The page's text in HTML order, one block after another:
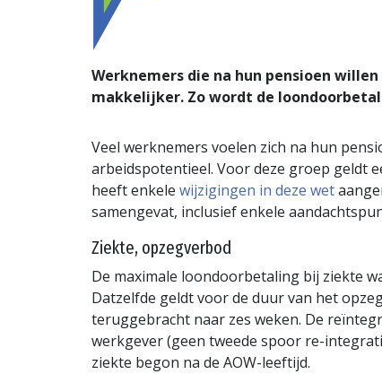
Werknemers die na hun pensioen
makkelijker. Zo wordt de
Veel werknemers voelen zich na hun
arbeidspotentieel. Voor deze groep geldt
heeft enkele wijzigingen in deze wet
samengevat, inclusief enkele
Ziekte, opzegverbod
De maximale loondoorbetaling bij ziekte
Datzelfde geldt voor de duur van het
teruggebracht naar zes weken. De
werkgever (geen tweede spoor re-
ziekte begon na de AOW-leeftijd.